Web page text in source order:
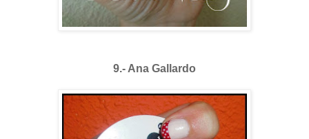
9.- Ana Gallardo